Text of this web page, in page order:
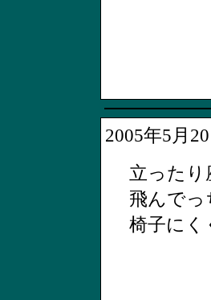
2005年5月
立った
飛んで
椅子に